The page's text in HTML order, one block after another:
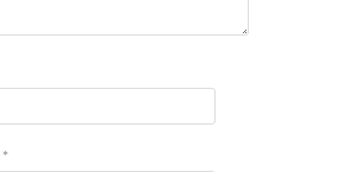
*